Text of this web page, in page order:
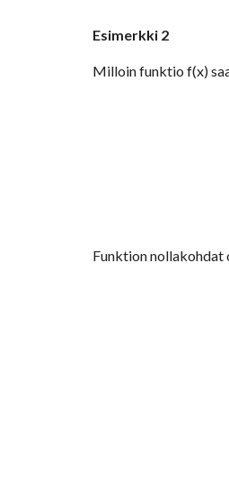
Esimerkki 2
Milloin funktio f(x)
Funktion nollakohdat